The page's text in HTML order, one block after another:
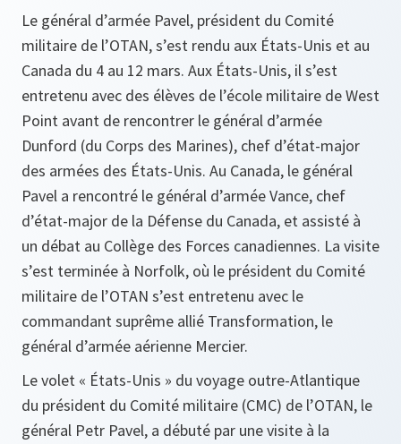
Le général d’armée Pavel, président du Comité
militaire de l’OTAN, s’est rendu aux États-Unis et au
Canada du 4 au 12 mars. Aux États-Unis, il s’est
entretenu avec des élèves de l’école militaire de West
Point avant de rencontrer le général d’armée
Dunford (du Corps des Marines), chef d’état-major
des armées des États-Unis. Au Canada, le général
Pavel a rencontré le général d’armée Vance, chef
d’état-major de la Défense du Canada, et assisté à
un débat au Collège des Forces canadiennes. La visite
s’est terminée à Norfolk, où le président du Comité
militaire de l’OTAN s’est entretenu avec le
commandant suprême allié Transformation, le
général d’armée aérienne Mercier.
Le volet « États-Unis » du voyage outre-Atlantique
du président du Comité militaire (CMC) de l’OTAN, le
général Petr Pavel, a débuté par une visite à la